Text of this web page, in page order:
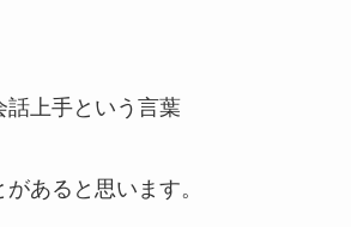
話上手という言葉
あると思います。